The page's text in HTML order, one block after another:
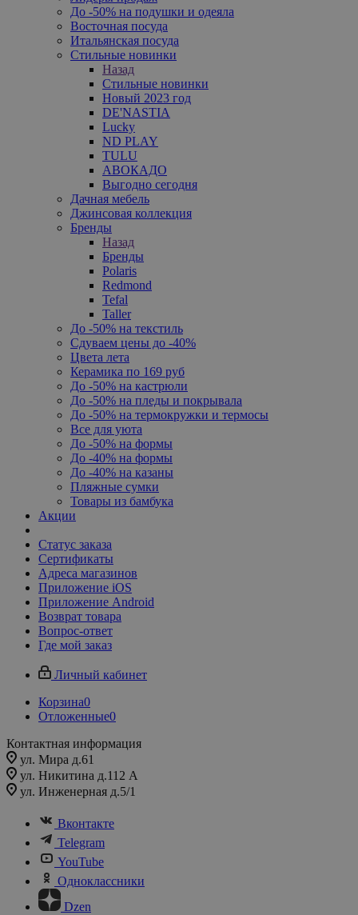
До -50% на подушки и одеяла
Восточная посуда
Итальянская посуда
Стильные новинки
Назад
Стильные новинки
Новый 2023 год
DE'NASTIA
Lucky
ND PLAY
TULU
АВОКАДО
Выгодно сегодня
Дачная мебель
Джинсовая коллекция
Бренды
Назад
Бренды
Polaris
Redmond
Tefal
Taller
До -50% на текстиль
Сдуваем цены до -40%
Цвета лета
Керамика по 169 руб
До -50% на кастрюли
До -50% на пледы и покрывала
До -50% на термокружки и термосы
Все для уюта
До -50% на формы
До -40% на формы
До -40% на казаны
Пляжные сумки
Товары из бамбука
Акции
Статус заказа
Сертификаты
Адреса магазинов
Приложение iOS
Приложение Android
Возврат товара
Вопрос-ответ
Где мой заказ
Личный кабинет
Корзина0
Отложенные0
Контактная информация
ул. Мира д.61
ул. Никитина д.112 А
ул. Инженерная д.5/1
Вконтакте
Telegram
YouTube
Одноклассники
Dzen